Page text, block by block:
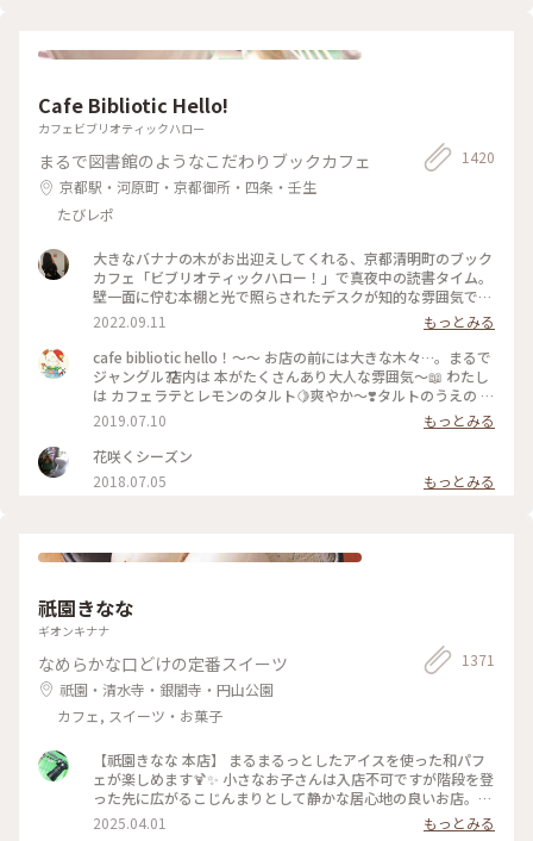
所』 2025年10月18日(土) - 2026年3月15日(日) #金沢21世紀
#SIDECORELivingroadLivingspace/生きている道生きるため
の場所 #ことりっぷと一緒 #金沢 #金沢旅
み、上から覗くプールが見られるようになり急いで見学！ も
わいいラビットチェアや、憧れのアルネ・ヤコブセンデザイン
のアントチェアやスワンチェアに座れたのも満足✨ 女子トイレ
世紀美術館 #美術館 #金沢 #石川 #アートな景色
Cafe Bibliotic Hello!
カフェビブリオティックハロー
まるで図書館のようなこだわりブックカフェ
京都駅・河原町・京都御所・四条・壬生
たびレポ
1420
大きなバナナの木がお出迎えしてくれる、京都清明町のブック
カフェ「ビブリオティックハロー！」で真夜中の読書タイム。
壁一面に佇む本棚と光で照らされたデスクが知的な雰囲気で、
これぞ大人カフェでした。2階に貫けている本棚を見に行く
と、ちょっとスケスケの渡り廊下でスリリング。スイーツもド
リンクも美味しくて、夜遅くまでやっているのも嬉しくて。。
これは出張の度に立ち寄りそうです。築150年以上の町屋をリ
ノベしたというところも見応えあり。観光というよりも、ロー
カルに寄り添っているようで温かい空気も感じました。 #私の
ことりっぷ2022 #Myことりっぷ #京都カフェ #ブックカフ
ェ #読書 #ガトーショコラ #コーヒー
2022.09.11
もっとみる
cafe bibliotic hello！〜〜 お店の前には大きな木々…。まるで
ジャングル⁇ 店内は 本がたくさんあり大人な雰囲気〜📖 わたし
は カフェラテとレモンのタルト🍋爽やか〜❣️タルトのうえの レ
モンのドライフルーツがめちゃくちゃ美味しい❣️ カフェの横で
は パンも販売してます。こちらも魅力的でしたが またの機会
に〜 #京都#カフェ#レモンタルト
2019.07.10
もっとみる
花咲くシーズン
2018.07.05
もっとみる
祇園きなな
ギオンキナナ
なめらかな口どけの定番スイーツ
祇園・清水寺・銀閣寺・円山公園
カフェ, スイーツ・お菓子
1371
【祇園きなな 本店】 まるまるっとしたアイスを使った和パフ
ェが楽しめます🍹✨ 小さなお子さんは入店不可ですが階段を登
った先に広がるこじんまりとして静かな居心地の良いお店。
パフェはきなこや抹茶、黒ゴマなどを使った和なものからティ
ラミスの入ったイタリアン風、ベリーを使ったものなど様々。
2025.04.01
もっとみる